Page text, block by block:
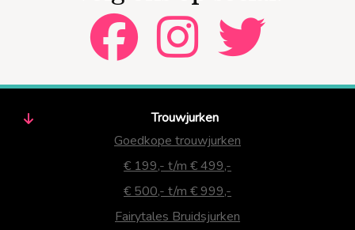
Trouwjurken
Goedkope trouwjurken
€ 199,- t/m € 499,-
€ 500,- t/m € 999,-
Fairytales Bruidsjurken